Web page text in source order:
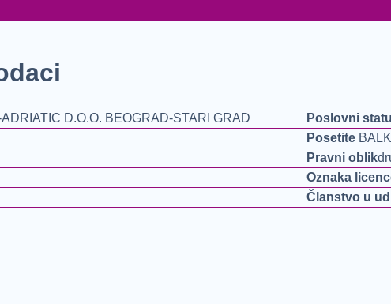
D.O.O. BEOGRAD-STARI GRAD
Poslovni
Posetite
Pravni oblik
Oznaka
Članstvo u